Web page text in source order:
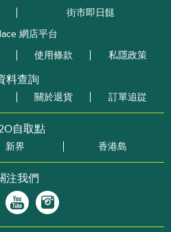
街市即日餸
網店平台
使用條款 私隱政策
料查詢
關於退貨 訂單追踨
自取點
新界 香港島
注我們